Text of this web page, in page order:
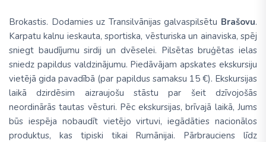
Brokastis. Dodamies uz Transilvānijas galvaspilsētu Brašovu.
Karpatu kalnu ieskauta, sportiska, vēsturiska un ainaviska, spēj
sniegt baudījumu sirdij un dvēselei. Pilsētas bruģētas ielas
sniedz papildus valdzinājumu. Piedāvājam apskates ekskursiju
vietējā gida pavadībā (par papildus samaksu 15 €). Ekskursijas
laikā dzirdēsim aizraujošu stāstu par šeit dzīvojošās
neordinārās tautas vēsturi. Pēc ekskursijas, brīvajā laikā, Jums
būs iespēja nobaudīt vietējo virtuvi, iegādāties nacionālos
produktus, kas tipiski tikai Rumānijai. Pārbrauciens līdz